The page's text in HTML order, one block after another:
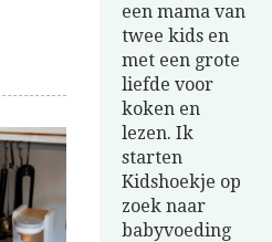
een mama van
twee kids en
met een grote
liefde voor
koken en
lezen. Ik
starten
Kidshoekje op
zoek naar
babyvoeding